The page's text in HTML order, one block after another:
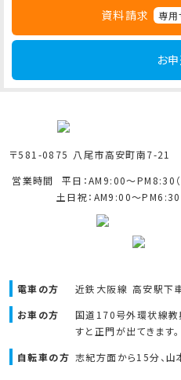
資料請求 専用
お
〒581-0875 八尾市高安町南7-21
営業時間
平日：AM9:00～PM8:30
土日祝：AM9:00～
電車の方 近鉄大阪線 高安駅下
お車の方
国道170号外環状線教
すと正門が出てきます。
自転車の方 志紀方面から15分、山